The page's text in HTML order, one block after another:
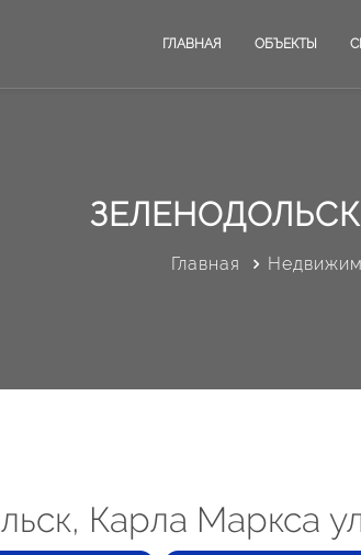
ГЛАВНАЯ ОБЪЕКТЫ
Главная
Карла Маркса